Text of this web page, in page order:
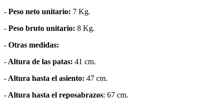
- Peso neto unitario: 7 Kg.
- Peso bruto unitario: 8 Kg.
- Otras medidas:
- Altura de las patas: 41 cm.
- Altura hasta el asiento: 47 cm.
- Altura hasta el reposabrazos: 67 cm.